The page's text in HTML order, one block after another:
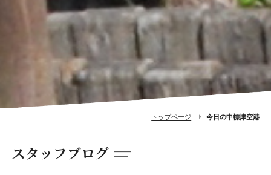
トップページ 今日の中標津空港
スタッフブログ